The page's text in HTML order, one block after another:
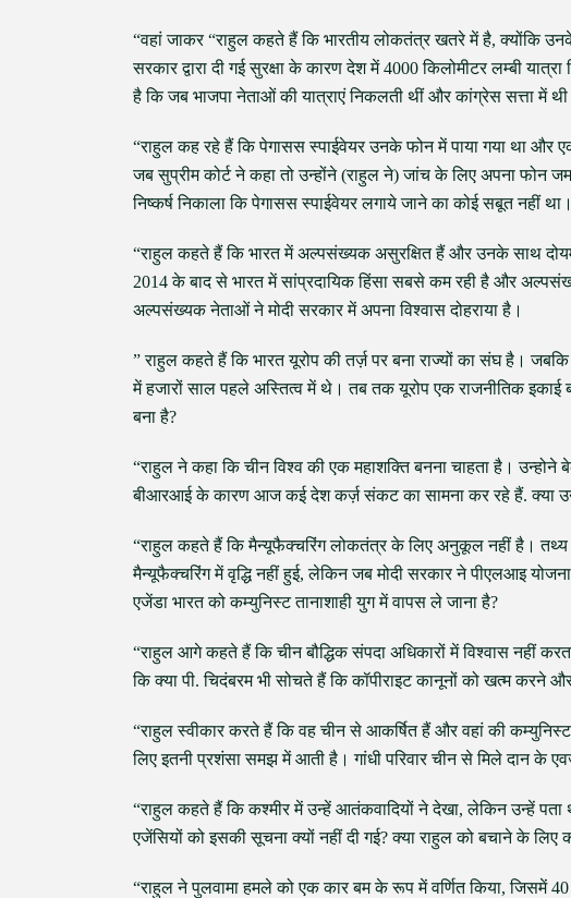
“वहां जाकर “राहुल कहते हैं कि भारतीय लोकतंत्र खतरे में है, क्योंकि
सरकार द्वारा दी गई सुरक्षा के कारण देश में 4000 किलोमीटर लम्बी
है कि जब भाजपा नेताओं की यात्राएं निकलती थीं और कांग्रेस सत्ता में
“राहुल कह रहे हैं कि पेगासस स्पाईवेयर उनके फोन में पाया गया था और
जब सुप्रीम कोर्ट ने कहा तो उन्होंने (राहुल ने) जांच के लिए अपना फोन
निष्कर्ष निकाला कि पेगासस स्पाईवेयर लगाये जाने का कोई सबूत नहीं था।
“राहुल कहते हैं कि भारत में अल्पसंख्यक असुरक्षित हैं और उनके साथ
2014 के बाद से भारत में सांप्रदायिक हिंसा सबसे कम रही है और
अल्पसंख्यक नेताओं ने मोदी सरकार में अपना विश्वास दोहराया है।
” राहुल कहते हैं कि भारत यूरोप की तर्ज़ पर बना राज्यों का संघ है।
में हजारों साल पहले अस्तित्व में थे। तब तक यूरोप एक राजनीतिक इकाई
बना है?
“राहुल ने कहा कि चीन विश्व की एक महाशक्ति बनना चाहता है।
बीआरआई के कारण आज कई देश कर्ज़ संकट का सामना कर रहे हैं. क्या
“राहुल कहते हैं कि मैन्यूफैक्चरिंग लोकतंत्र के लिए अनुकूल नहीं है। तथ्य
मैन्यूफैक्चरिंग में वृद्धि नहीं हुई, लेकिन जब मोदी सरकार ने पीएलआइ
एजेंडा भारत को कम्युनिस्ट तानाशाही युग में वापस ले जाना है?
“राहुल आगे कहते हैं कि चीन बौद्धिक संपदा अधिकारों में विश्वास नहीं
कि क्या पी. चिदंबरम भी सोचते हैं कि कॉपीराइट कानूनों को खत्म करने
“राहुल स्वीकार करते हैं कि वह चीन से आकर्षित हैं और वहां की कम्युनिस्ट
लिए इतनी प्रशंसा समझ में आती है। गांधी परिवार चीन से मिले दान के
“राहुल कहते हैं कि कश्मीर में उन्हें आतंकवादियों ने देखा, लेकिन उन्हें पता
एजेंसियों को इसकी सूचना क्यों नहीं दी गई? क्या राहुल को बचाने के
“राहुल ने पुलवामा हमले को एक कार बम के रूप में वर्णित किया, जिसमें